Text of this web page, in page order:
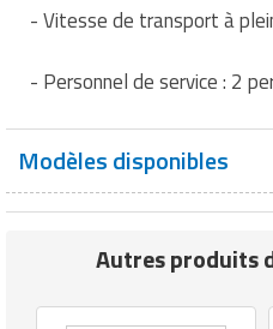
- Vitesse de transport à
- Personnel de service : 2
Modèles disponibles
Autres produits